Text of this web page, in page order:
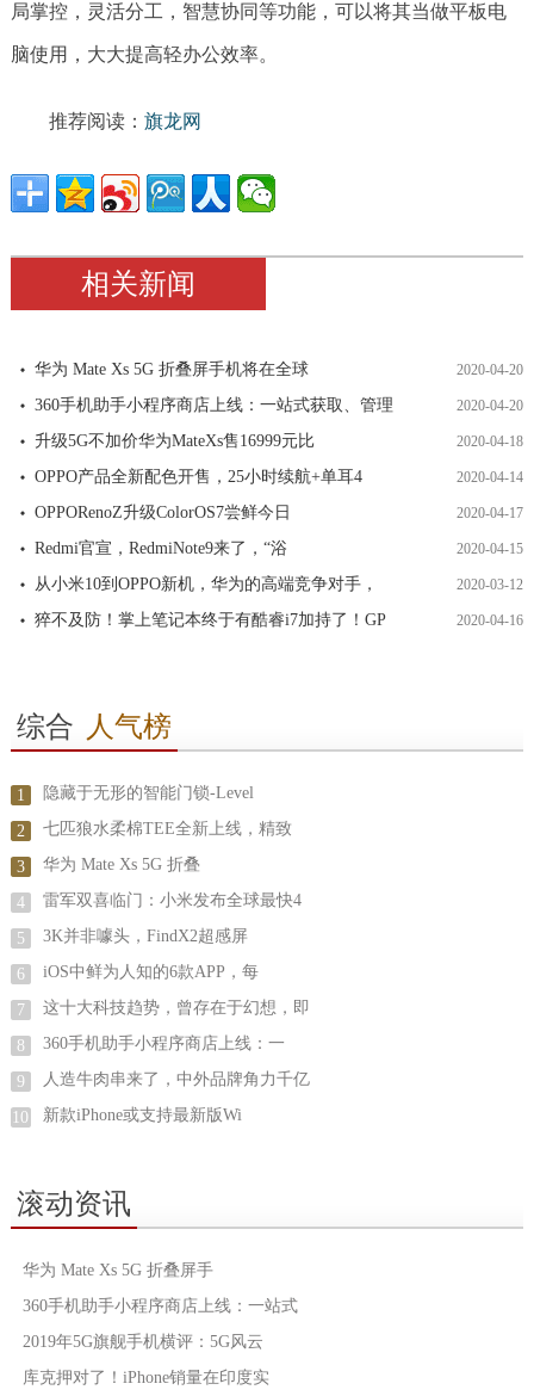
局掌控，灵活分工，智慧协同等功能，可以将其当做平板电
脑使用，大大提高轻办公效率。
推荐阅读： 旗龙网
相关新闻
华为 Mate Xs 5G 折叠屏手机将在全球 2020-04-20
360手机助手小程序商店上线：一站式获取、管理 2020-04-20
升级5G不加价华为MateXs售16999元比 2020-04-18
OPPO产品全新配色开售，25小时续航+单耳4 2020-04-14
OPPORenoZ升级ColorOS7尝鲜今日 2020-04-17
Redmi官宣，RedmiNote9来了，“浴 2020-04-15
从小米10到OPPO新机，华为的高端竞争对手， 2020-03-12
猝不及防！掌上笔记本终于有酷睿i7加持了！GP 2020-04-16
综合 人气榜
1 隐藏于无形的智能门锁-Level
2 七匹狼水柔棉TEE全新上线，精致
3 华为 Mate Xs 5G 折叠
4 雷军双喜临门：小米发布全球最快4
5 3K并非噱头，FindX2超感屏
6 iOS中鲜为人知的6款APP，每
7 这十大科技趋势，曾存在于幻想，即
8 360手机助手小程序商店上线：一
9 人造牛肉串来了，中外品牌角力千亿
10 新款iPhone或支持最新版Wi
滚动资讯
华为 Mate Xs 5G 折叠屏手
360手机助手小程序商店上线：一站式
2019年5G旗舰手机横评：5G风云
库克押对了！iPhone销量在印度实